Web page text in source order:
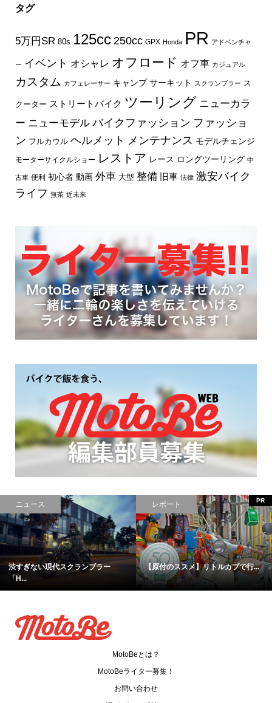
タグ
5万円SR 80s 125cc 250cc GPX Honda PR アドベンチャ
ー イベント オシャレ オフロード オフ車 カジュアル
カスタム カフェレーサー キャンプ サーキット スクランブラー ス
クーター ストリートバイク ツーリング ニューカラ
ー ニューモデル バイクファッション ファッショ
ン フルカウル ヘルメット メンテナンス モデルチェンジ
モーターサイクルショー レストア レース ロングツーリング 中
古車 便利 初心者 動画 外車 大型 整備 旧車 法律 激安バイク
ライフ 無茶 近未来
レポート
【卒検】大型免許取得まであと一...
コラム
当てはまったら要注意！バイク盗...
MotoBeとは？
MotoBeライター募集！
お問い合わせ